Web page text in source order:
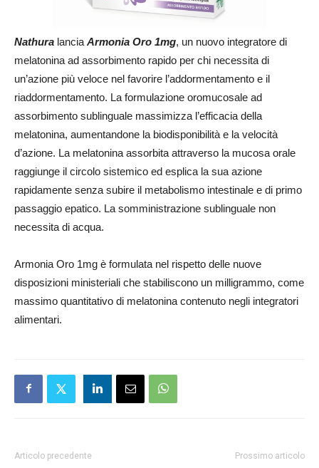
Nathura lancia Armonia Oro 1mg, un nuovo integratore di
melatonina ad assorbimento rapido per chi necessita di
un’azione più veloce nel favorire l’addormentamento e il
riaddormentamento. La formulazione oromucosale ad
assorbimento sublinguale massimizza l’efficacia della
melatonina, aumentandone la biodisponibilità e la velocità
d’azione. La melatonina assorbita attraverso la mucosa orale
raggiunge il circolo sistemico ed esplica la sua azione
rapidamente senza subire il metabolismo intestinale e di primo
passaggio epatico. La somministrazione sublinguale non
necessita di acqua.
Armonia Oro 1mg è formulata nel rispetto delle nuove
disposizioni ministeriali che stabiliscono un milligrammo, come
massimo quantitativo di melatonina contenuto negli integratori
alimentari.
Articolo precedente Prossimo articolo